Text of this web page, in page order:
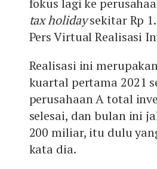
fokus lagi ke
tax holidaysekitar Rp
Pers Virtual Realisasi
Realisasi ini
kuartal pertama 2021
perusahaan A total
selesai, dan bulan ini
200 miliar, itu dulu
kata dia.